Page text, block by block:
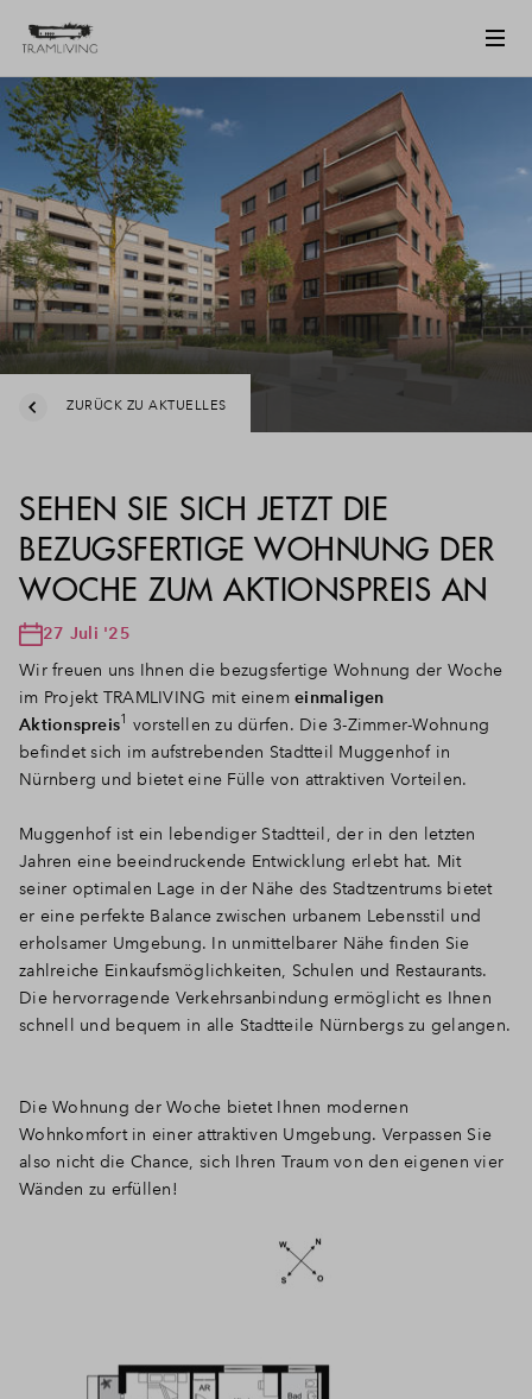
ZURÜCK ZU AKTUELLES
SEHEN SIE SICH JETZT DIE
BEZUGSFERTIGE WOHNUNG DER
WOCHE ZUM AKTIONSPREIS AN
27 Juli '25
Wir freuen uns Ihnen die bezugsfertige Wohnung der Woche
im Projekt TRAMLIVING mit einem einmaligen
Aktionspreis1 vorstellen zu dürfen. Die 3-Zimmer-Wohnung
befindet sich im aufstrebenden Stadtteil Muggenhof in
Nürnberg und bietet eine Fülle von attraktiven Vorteilen.
Muggenhof ist ein lebendiger Stadtteil, der in den letzten
Jahren eine beeindruckende Entwicklung erlebt hat. Mit
seiner optimalen Lage in der Nähe des Stadtzentrums bietet
er eine perfekte Balance zwischen urbanem Lebensstil und
erholsamer Umgebung. In unmittelbarer Nähe finden Sie
zahlreiche Einkaufsmöglichkeiten, Schulen und Restaurants.
Die hervorragende Verkehrsanbindung ermöglicht es Ihnen
schnell und bequem in alle Stadtteile Nürnbergs zu gelangen.
Die Wohnung der Woche bietet Ihnen modernen
Wohnkomfort in einer attraktiven Umgebung. Verpassen Sie
also nicht die Chance, sich Ihren Traum von den eigenen vier
Wänden zu erfüllen!